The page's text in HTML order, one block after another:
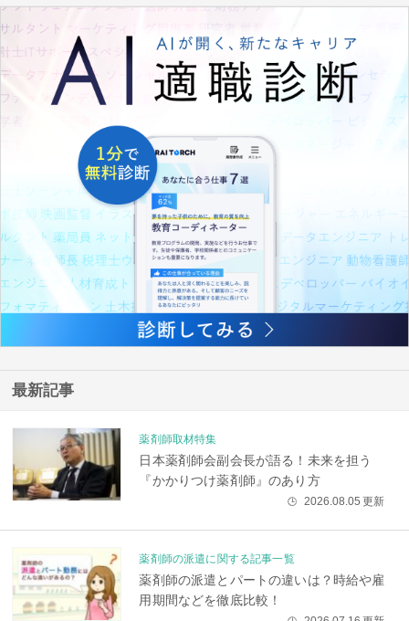
最新記事
薬剤師取材特集
日本薬剤師会副会長が語る！未来を担う
『かかりつけ薬剤師』のあり方
🕒 2026.08.05 更新
薬剤師の派遣に関する記事一覧
薬剤師の派遣とパートの違いは？時給や雇
用期間などを徹底比較！